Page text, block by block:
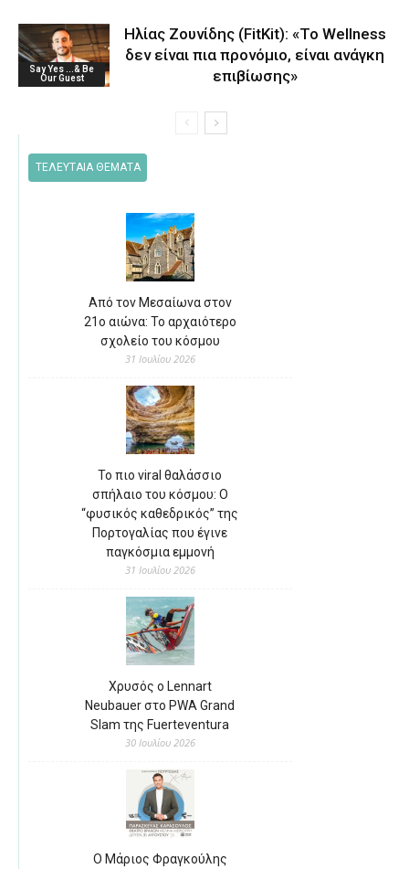
Say Yes ...& Be
Our Guest
Ηλίας Ζουνίδης (FitKit): «Το Wellness
δεν είναι πια προνόμιο, είναι ανάγκη
επιβίωσης»
ΤΕΛΕΥΤΑΙΑ ΘΕΜΑΤΑ
Από τον Μεσαίωνα στον
21ο αιώνα: Το αρχαιότερο
σχολείο του κόσμου
31 Ιουλίου 2026
Το πιο viral θαλάσσιο
σπήλαιο του κόσμου: Ο
“φυσικός καθεδρικός” της
Πορτογαλίας που έγινε
παγκόσμια εμμονή
31 Ιουλίου 2026
Χρυσός ο Lennart
Neubauer στο PWA Grand
Slam της Fuerteventura
30 Ιουλίου 2026
Ο Μάριος Φραγκούλης